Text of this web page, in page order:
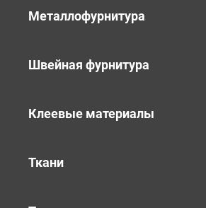
Металлофурнитура
Швейная фурнитура
Клеевые материалы
Ткани